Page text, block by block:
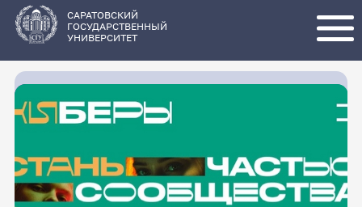
основному
содержанию
САРАТОВСКИЙ
ГОСУДАРСТВЕННЫЙ
УНИВЕРСИТЕТ